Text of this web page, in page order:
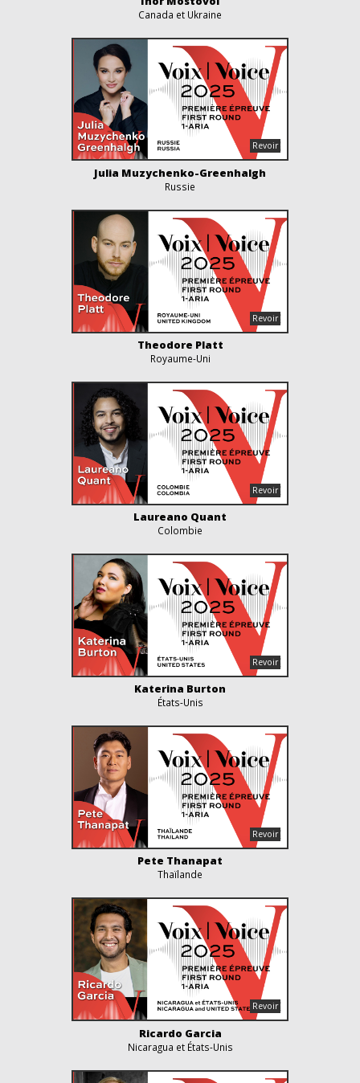
Canada et Ukraine
Julia Muzychenko-Greenhalgh
Russie
Theodore Platt
Royaume-Uni
Laureano Quant
Colombie
Katerina Burton
États-Unis
Pete Thanapat
Thaïlande
Ricardo Garcia
Nicaragua et États-Unis